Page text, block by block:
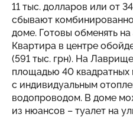
11 тыс. долларов или от
сбывают
доме. Готовы обменять
Квартира в центре
(591 тыс. грн). На
площадью 40
с индивидуальным
водопроводом. В доме
из нюансов – туалет на